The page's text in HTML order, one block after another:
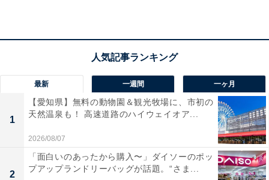
最新 一週間 一ヶ月
1
【愛知県】無料の動物園＆観光牧場に、市初の
天然温泉も！ 高速道路のハイウェイオア...
2026/08/07
2
「面白いのあったから購入〜」ダイソーのポッ
プアップランドリーバッグが話題。“さま...